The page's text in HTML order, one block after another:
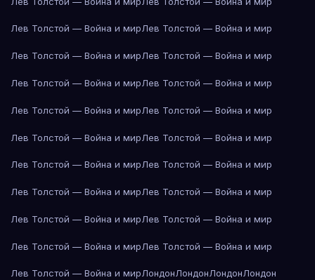
Лев Толстой — Война и мирЛев Толстой — Война и мир
Лев Толстой — Война и мирЛев Толстой — Война и мир
Лев Толстой — Война и мирЛев Толстой — Война и мир
Лев Толстой — Война и мирЛев Толстой — Война и мир
Лев Толстой — Война и мирЛев Толстой — Война и мир
Лев Толстой — Война и мирЛев Толстой — Война и мир
Лев Толстой — Война и мирЛев Толстой — Война и мир
Лев Толстой — Война и мирЛев Толстой — Война и мир
Лев Толстой — Война и мирЛев Толстой — Война и мир
Лев Толстой — Война и мирЛондонЛондонЛондонЛондон